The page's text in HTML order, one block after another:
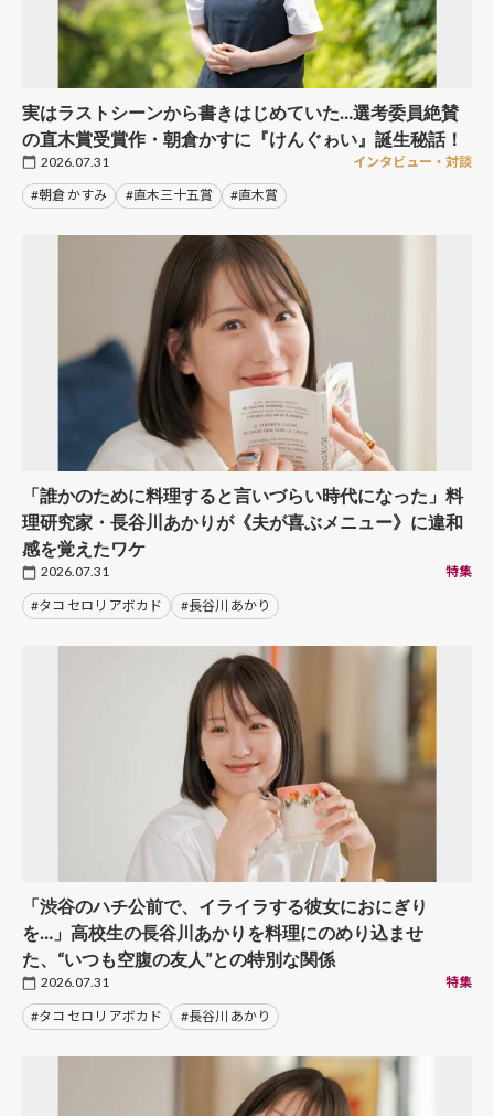
実はラストシーンから書きはじめていた…選考委員絶賛
の直木賞受賞作・朝倉かすに『けんぐゎい』誕生秘話！
2026.07.31 インタビュー・対談
#朝倉 かすみ #直木三十五賞 #直木賞
「誰かのために料理すると言いづらい時代になった」料
理研究家・長谷川あかりが《夫が喜ぶメニュー》に違和
感を覚えたワケ
2026.07.31 特集
#タコ セロリ アボカド #長谷川 あかり
「渋谷のハチ公前で、イライラする彼女におにぎり
を…」高校生の長谷川あかりを料理にのめり込ませ
た、“いつも空腹の友人”との特別な関係
2026.07.31 特集
#タコ セロリ アボカド #長谷川 あかり